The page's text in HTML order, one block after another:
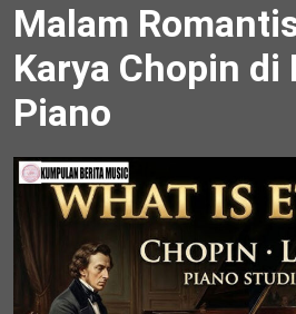
Malam
Karya Chopin di
Piano